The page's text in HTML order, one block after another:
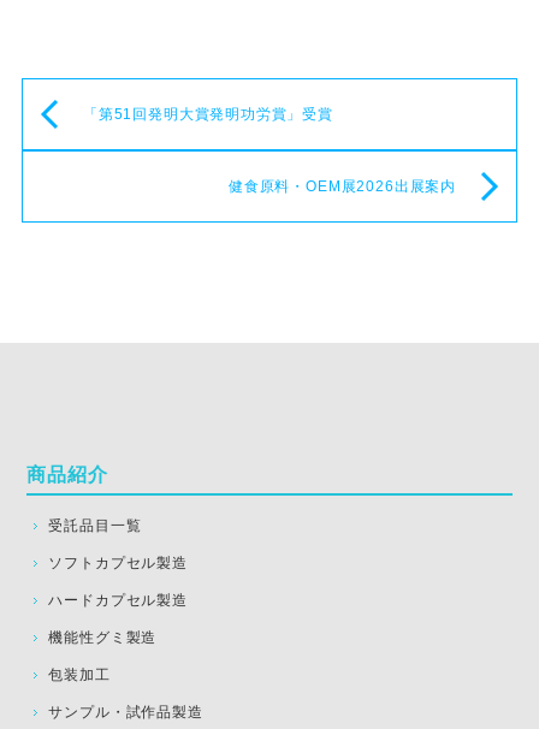
「第51回発明大賞発明功労賞」受賞
健食原料・OEM展2026出展案内
商品紹介
受託品目一覧
ソフトカプセル製造
ハードカプセル製造
機能性グミ製造
包装加工
サンプル・試作品製造